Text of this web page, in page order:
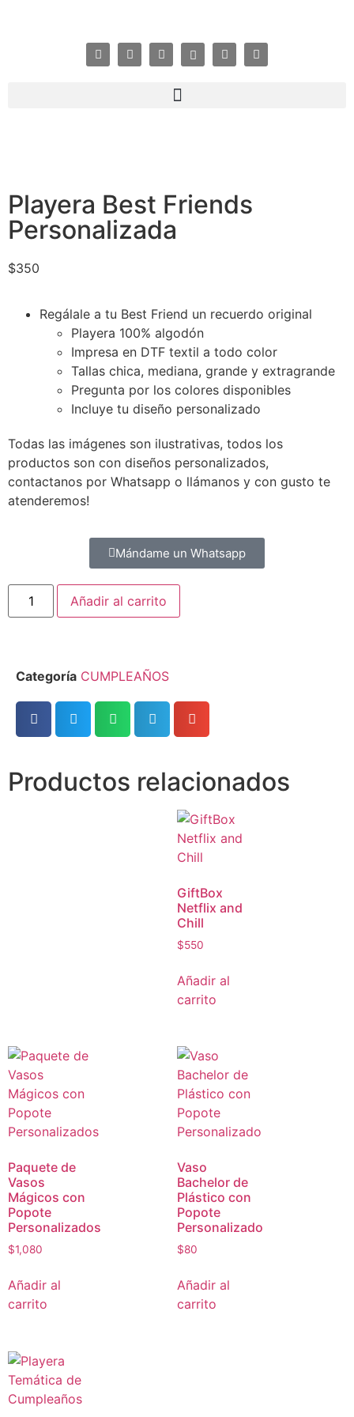
Playera Best Friends
Personalizada
$350
Regálale a tu Best Friend un recuerdo original
Playera 100% algodón
Impresa en DTF textil a todo color
Tallas chica, mediana, grande y extragrande
Pregunta por los colores disponibles
Incluye tu diseño personalizado
Todas las imágenes son ilustrativas, todos los
productos son con diseños personalizados,
contactanos por Whatsapp o llámanos y con gusto te
atenderemos!
Mándame un Whatsapp
Añadir al carrito
Categoría CUMPLEAÑOS
Productos relacionados
GiftBox
Netflix and
Chill
$550
Añadir al
carrito
Paquete de
Vasos
Mágicos con
Popote
Personalizados
$1,080
Añadir al
carrito
Vaso
Bachelor de
Plástico con
Popote
Personalizado
$80
Añadir al
carrito